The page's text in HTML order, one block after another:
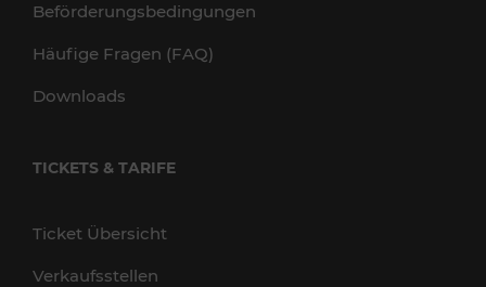
Beförderungsbedingungen
Häufige Fragen (FAQ)
Downloads
TICKETS & TARIFE
Ticket Übersicht
Verkaufsstellen